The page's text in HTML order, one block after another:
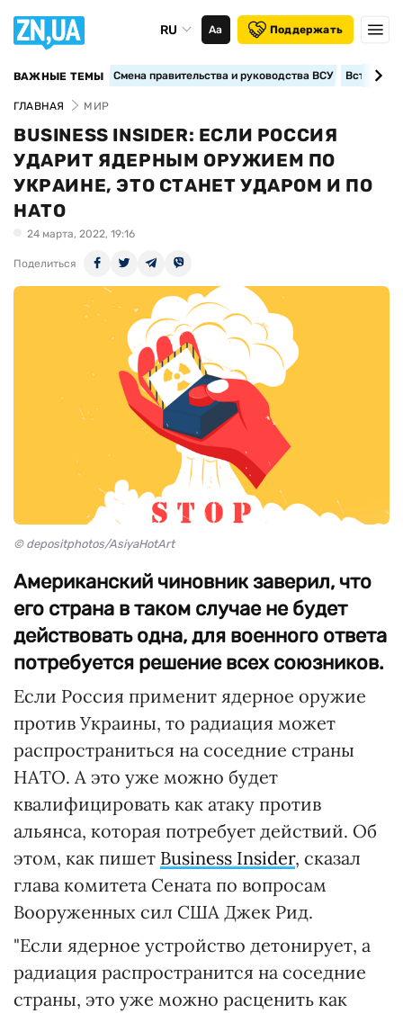
RU Аа Поддержать
ВАЖНЫЕ ТЕМЫ Смена правительства и руководства ВСУ
ГЛАВНАЯ МИР
BUSINESS INSIDER: ЕСЛИ РОССИЯ
УДАРИТ ЯДЕРНЫМ ОРУЖИЕМ ПО
УКРАИНЕ, ЭТО СТАНЕТ УДАРОМ И ПО
НАТО
24 марта, 2022, 19:16
Поделиться
© depositphotos/AsiyaHotArt
Американский чиновник заверил, что
его страна в таком случае не будет
действовать одна, для военного ответа
потребуется решение всех союзников.
Если Россия применит ядерное оружие
против Украины, то радиация может
распространиться на соседние страны
НАТО. А это уже можно будет
квалифицировать как атаку против
альянса, которая потребует действий. Об
этом, как пишет Business Insider, сказал
глава комитета Сената по вопросам
Вооруженных сил США Джек Рид.
"Если ядерное устройство детонирует, а
радиация распространится на соседние
страны, это уже можно расценить как